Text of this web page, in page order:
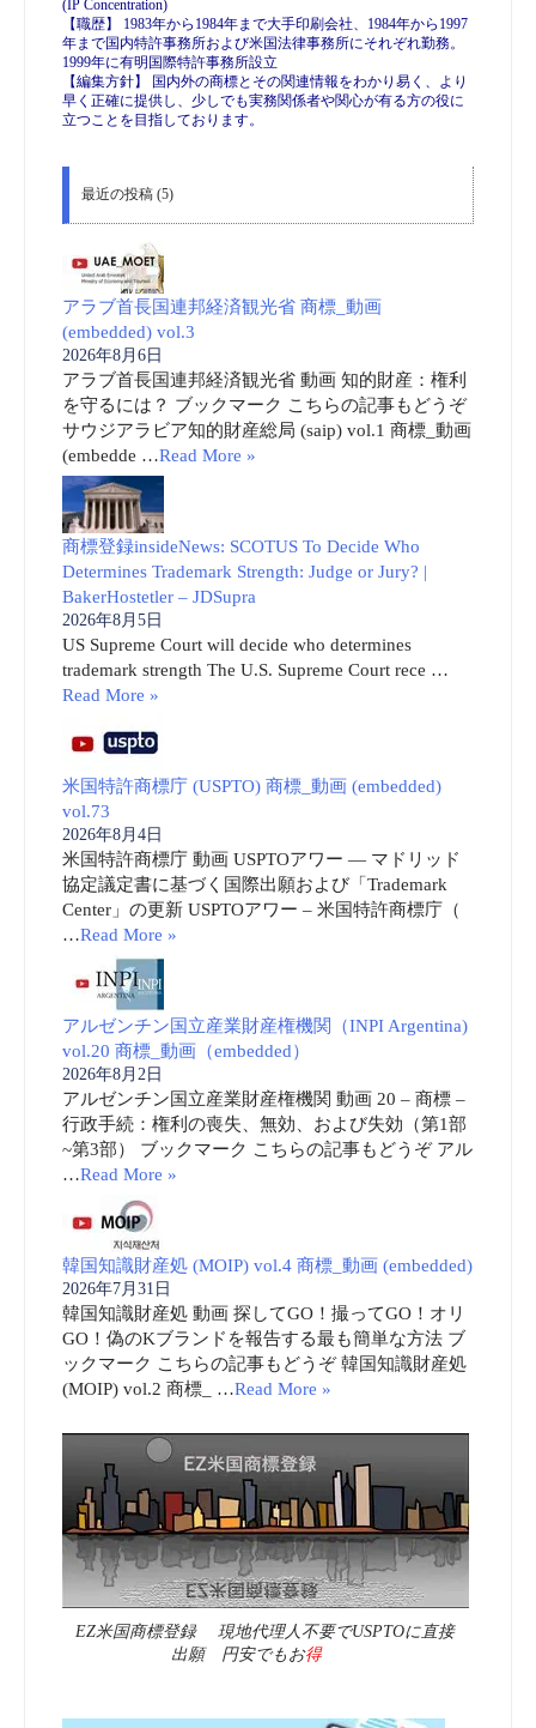
(IP Concentration)
【職歴】 1983年から1984年まで大手印刷会社、1984年から1997
年まで国内特許事務所および米国法律事務所にそれぞれ勤務。
1999年に有明国際特許事務所設立
【編集方針】 国内外の商標とその関連情報をわかり易く、より
早く正確に提供し、少しでも実務関係者や関心が有る方の役に
立つことを目指しております。
最近の投稿 (5)
アラブ首長国連邦経済観光省 商標_動画
(embedded) vol.3
2026年8月6日
アラブ首長国連邦経済観光省 動画 知的財産：権利
を守るには？ ブックマーク こちらの記事もどうぞ
サウジアラビア知的財産総局 (saip) vol.1 商標_動画
(embedde …Read More »
商標登録insideNews: SCOTUS To Decide Who
Determines Trademark Strength: Judge or Jury? |
BakerHostetler – JDSupra
2026年8月5日
US Supreme Court will decide who determines
trademark strength The U.S. Supreme Court rece …
Read More »
米国特許商標庁 (USPTO) 商標_動画 (embedded)
vol.73
2026年8月4日
米国特許商標庁 動画 USPTOアワー ― マドリッド
協定議定書に基づく国際出願および「Trademark
Center」の更新 USPTOアワー – 米国特許商標庁（
…Read More »
アルゼンチン国立産業財産権機関（INPI Argentina)
vol.20 商標_動画（embedded）
2026年8月2日
アルゼンチン国立産業財産権機関 動画 20 – 商標 –
行政手続：権利の喪失、無効、および失効（第1部
~第3部） ブックマーク こちらの記事もどうぞ アル
…Read More »
韓国知識財産処 (MOIP) vol.4 商標_動画 (embedded)
2026年7月31日
韓国知識財産処 動画 探してGO！撮ってGO！オリ
GO！偽のKブランドを報告する最も簡単な方法 ブ
ックマーク こちらの記事もどうぞ 韓国知識財産処
(MOIP) vol.2 商標_ …Read More »
EZ米国商標登録 現地代理人不要でUSPTOに直接
出願 円安でもお得